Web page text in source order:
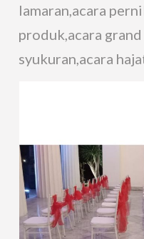
lamaran,acara
produk,acara
syukuran,acara